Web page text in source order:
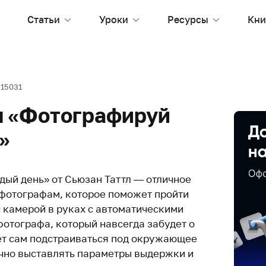
Статьи Уроки Ресурсы
15031
«Фотографируй
день» от Сьюзан Таттл — отличное
которое поможет пройти
камерой в руках с автоматическими
который навсегда забудет о
сам подстраиваться под окружающее
выставлять параметры выдержки и